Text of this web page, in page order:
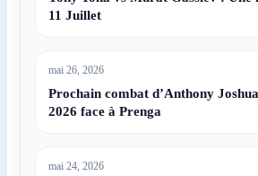
11 Juillet
mai 26, 2026
Prochain combat d’Anthony
2026 face à Prenga
mai 24, 2026